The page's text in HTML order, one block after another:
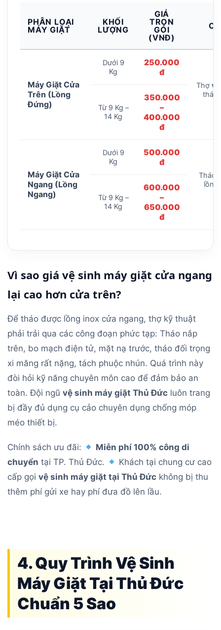
PHÂN LOẠI
MÁY GIẶT
KHỐI
LƯỢNG
GIÁ
TRỌN
GÓI
(VNĐ)
Máy Giặt Cửa
Trên (Lồng
Đứng)
Dưới 9
Kg
250.000
đ
Thợ
tháo
Từ 9 Kg –
14 Kg
350.000
–
400.000
đ
Máy Giặt Cửa
Ngang (Lồng
Ngang)
Dưới 9
Kg
500.000
đ
Tháo
lồng
Từ 9 Kg –
14 Kg
600.000
–
650.000
đ
Vì sao giá vệ sinh máy giặt cửa ngang
lại cao hơn cửa trên?
Để tháo được lồng inox cửa ngang, thợ kỹ thuật
phải trải qua các công đoạn phức tạp: Tháo nắp
trên, bo mạch điện tử, mặt nạ trước, tháo đối trọng
xi măng rất nặng, tách phuộc nhún. Quá trình này
đòi hỏi kỹ năng chuyên môn cao để đảm bảo an
toàn. Đội ngũ vệ sinh máy giặt Thủ Đức luôn trang
bị đầy đủ dụng cụ cảo chuyên dụng chống móp
méo thiết bị.
Chính sách ưu đãi:
Miễn phí 100% công di
chuyển tại TP. Thủ Đức.
Khách tại chung cư cao
cấp gọi vệ sinh máy giặt tại Thủ Đức không bị thu
thêm phí gửi xe hay phí đưa đồ lên lầu.
4. Quy Trình Vệ Sinh
Máy Giặt Tại Thủ Đức
Chuẩn 5 Sao